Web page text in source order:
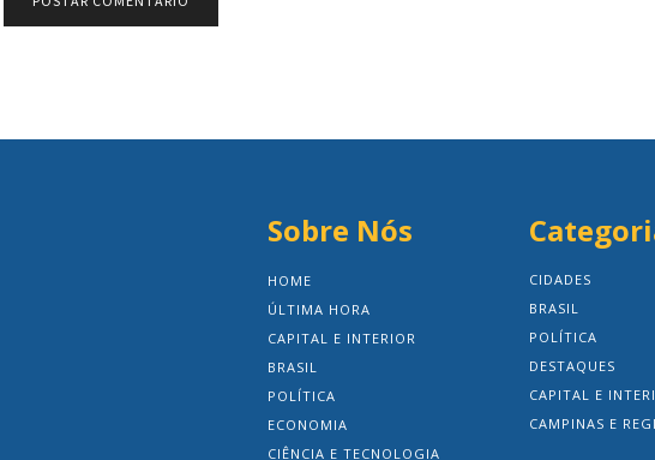
Sobre Nós
HOME
ÚLTIMA HORA
CAPITAL E INTERIOR
BRASIL
POLÍTICA
ECONOMIA
CIÊNCIA E TECNOLOGIA
CIDADES
BRASIL
POLÍTICA
DESTAQUES
CAPITAL E
CAMPINAS E